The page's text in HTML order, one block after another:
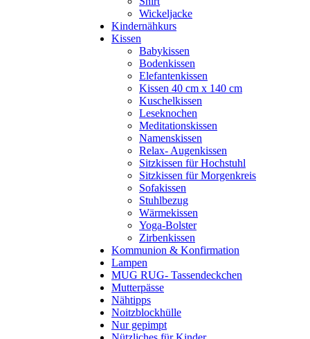
Wickeljacke
Kindernähkurs
Kissen
Babykissen
Bodenkissen
Elefantenkissen
Kissen 40 cm x 140 cm
Kuschelkissen
Leseknochen
Meditationskissen
Namenskissen
Relax- Augenkissen
Sitzkissen für Hochstuhl
Sitzkissen für Morgenkreis
Sofakissen
Stuhlbezug
Wärmekissen
Yoga-Bolster
Zirbenkissen
Kommunion & Konfirmation
Lampen
MUG RUG- Tassendeckchen
Mutterpässe
Nähtipps
Noitzblockhülle
Nur gepimpt